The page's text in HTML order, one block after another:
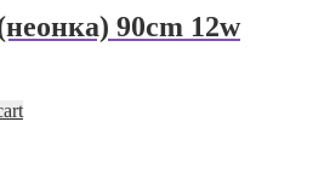
90cm 12w